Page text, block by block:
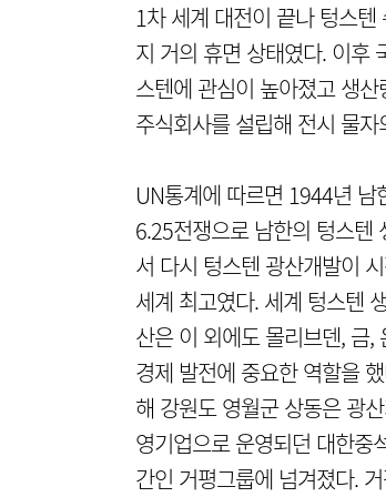
1차 세계 대전이 끝나 텅스
지 거의 휴면 상태였다. 이후
스텐에 관심이 높아졌고 생
주식회사를 설립해 전시 물
UN통계에 따르면 1944년
6.25전쟁으로 남한의 텅스텐
서 다시 텅스텐 광산개발이
세계 최고였다. 세계 텅스텐
산은 이 외에도 몰리브덴, 금
경제 발전에 중요한 역할을
해 강원도 영월군 상동은 광
영기업으로 운영되던 대한중
간인 거평그룹에 넘겨졌다.